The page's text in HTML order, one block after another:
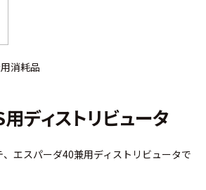
消耗品
ディストリビュータ
エスパーダ40兼用ディストリビュータで